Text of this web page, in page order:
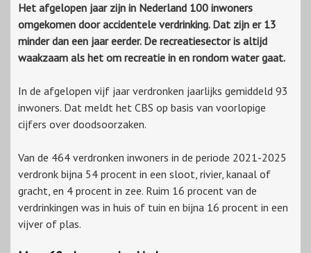
Het afgelopen jaar zijn in Nederland 100 inwoners
omgekomen door accidentele verdrinking. Dat zijn er 13
minder dan een jaar eerder. De recreatiesector is altijd
waakzaam als het om recreatie in en rondom water gaat.
In de afgelopen vijf jaar verdronken jaarlijks gemiddeld 93
inwoners. Dat meldt het CBS op basis van voorlopige
cijfers over doodsoorzaken.
Van de 464 verdronken inwoners in de periode 2021-2025
verdronk bijna 54 procent in een sloot, rivier, kanaal of
gracht, en 4 procent in zee. Ruim 16 procent van de
verdrinkingen was in huis of tuin en bijna 16 procent in een
vijver of plas.